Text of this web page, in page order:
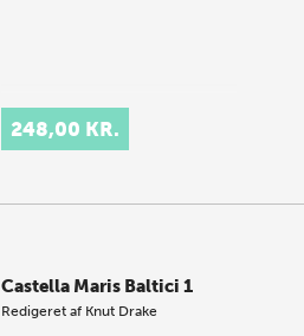
248,00 KR.
Castella Maris Baltici 1
Redigeret af Knut Drake